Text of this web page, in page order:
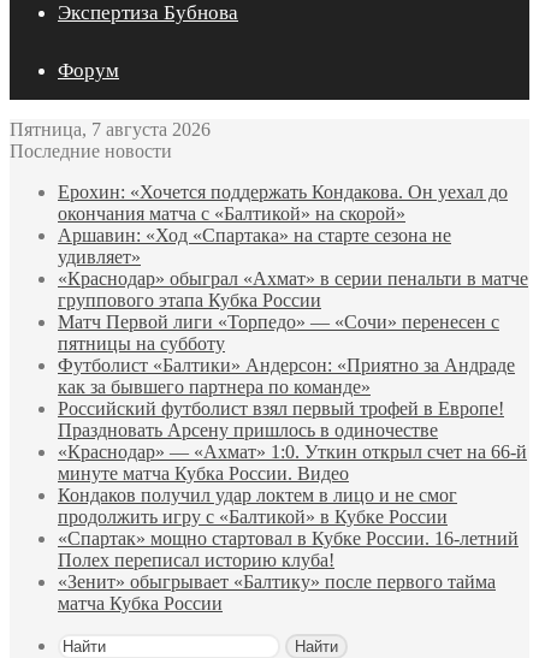
Экспертиза Бубнова
Форум
Пятница, 7 августа 2026
Последние новости
Ерохин: «Хочется поддержать Кондакова. Он уехал до
окончания матча с «Балтикой» на скорой»
Аршавин: «Ход «Спартака» на старте сезона не
удивляет»
«Краснодар» обыграл «Ахмат» в серии пенальти в матче
группового этапа Кубка России
Матч Первой лиги «Торпедо» — «Сочи» перенесен с
пятницы на субботу
Футболист «Балтики» Андерсон: «Приятно за Андраде
как за бывшего партнера по команде»
Российский футболист взял первый трофей в Европе!
Праздновать Арсену пришлось в одиночестве
«Краснодар» — «Ахмат» 1:0. Уткин открыл счет на 66‑й
минуте матча Кубка России. Видео
Кондаков получил удар локтем в лицо и не смог
продолжить игру с «Балтикой» в Кубке России
«Спартак» мощно стартовал в Кубке России. 16-летний
Полех переписал историю клуба!
«Зенит» обыгрывает «Балтику» после первого тайма
матча Кубка России
Найти